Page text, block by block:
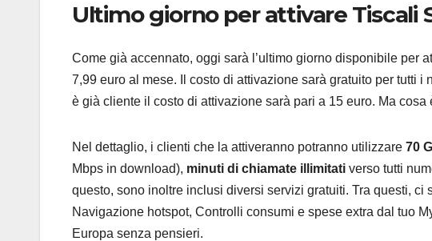
Ultimo giorno per attivare Tiscali
Come già accennato, oggi sarà l’ultimo giorno disponibile per
7,99 euro al mese. Il costo di attivazione sarà gratuito per tutti i
è già cliente il costo di attivazione sarà pari a 15 euro. Ma
Nel dettaglio, i clienti che la attiveranno potranno utilizzare 70
Mbps in download), minuti di chiamate illimitati verso tutti
questo, sono inoltre inclusi diversi servizi gratuiti. Tra questi,
Navigazione hotspot, Controlli consumi e spese extra dal tuo
Europa senza pensieri.